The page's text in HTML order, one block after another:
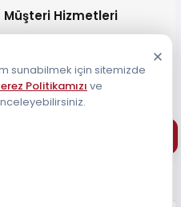
Müşteri Hizmetleri
Müşteri Destek Hattı
sunabilmek için sitemizde
Politikamızı ve